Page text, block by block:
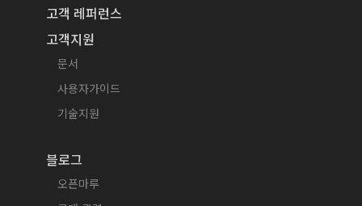
고객 레퍼런스
고객지원
문서
사용자가이드
기술지원
블로그
오픈마루